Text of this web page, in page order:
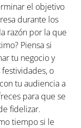
el objetivo
durante los
razón por la que
Piensa si
tu negocio y
o
tu audiencia a
para que se
fidelizar.
tiempo si le